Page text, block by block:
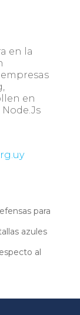
en la
en
para
azules
al